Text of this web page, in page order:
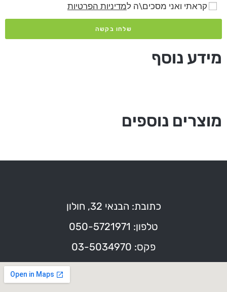
קראתי ואני מסכים\ה למדיניות הפרטיות
שלחו בקשה
מידע נוסף
מוצרים נוספים
כתובת: הבנאי 32, חולון
טלפון: 050-5721971
פקס: 03-5034970